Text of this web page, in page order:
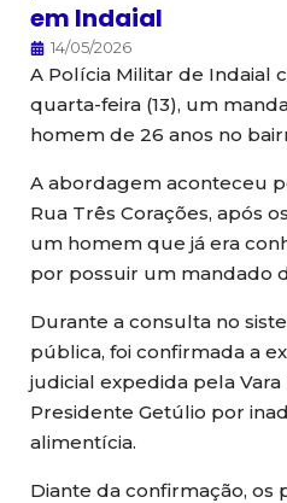
em Indaial
14/05/2026
A Polícia Militar de Indaial
quarta-feira (13), um
homem de 26 anos no
A abordagem aconteceu
Rua Três Corações, após
um homem que já era
por possuir um mandado
Durante a consulta no
pública, foi confirmada a
judicial expedida pela
Presidente Getúlio por
alimentícia.
Diante da confirmação, os